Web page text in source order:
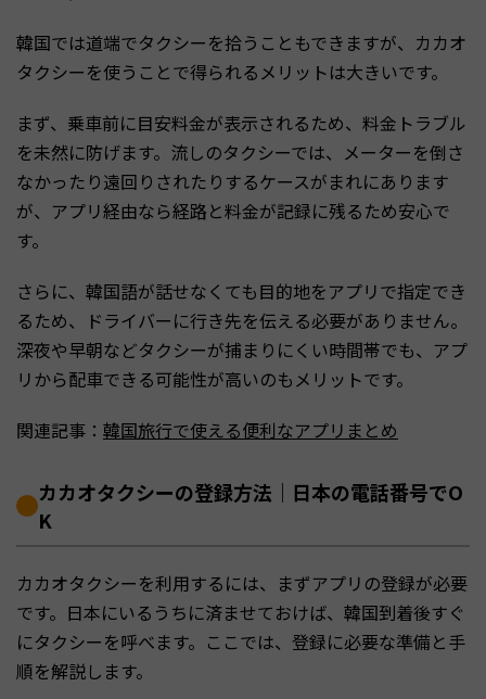
韓国では道端でタクシーを拾うこともできますが、カカオ
タクシーを使うことで得られるメリットは大きいです。
まず、乗車前に目安料金が表示されるため、料金トラブル
を未然に防げます。流しのタクシーでは、メーターを倒さ
なかったり遠回りされたりするケースがまれにあります
が、アプリ経由なら経路と料金が記録に残るため安心で
す。
さらに、韓国語が話せなくても目的地をアプリで指定でき
るため、ドライバーに行き先を伝える必要がありません。
深夜や早朝などタクシーが捕まりにくい時間帯でも、アプ
リから配車できる可能性が高いのもメリットです。
関連記事： 韓国旅行で使える便利なアプリまとめ
カカオタクシーの登録方法｜日本の電話番号でO
K
カカオタクシーを利用するには、まずアプリの登録が必要
です。日本にいるうちに済ませておけば、韓国到着後すぐ
にタクシーを呼べます。ここでは、登録に必要な準備と手
順を解説します。